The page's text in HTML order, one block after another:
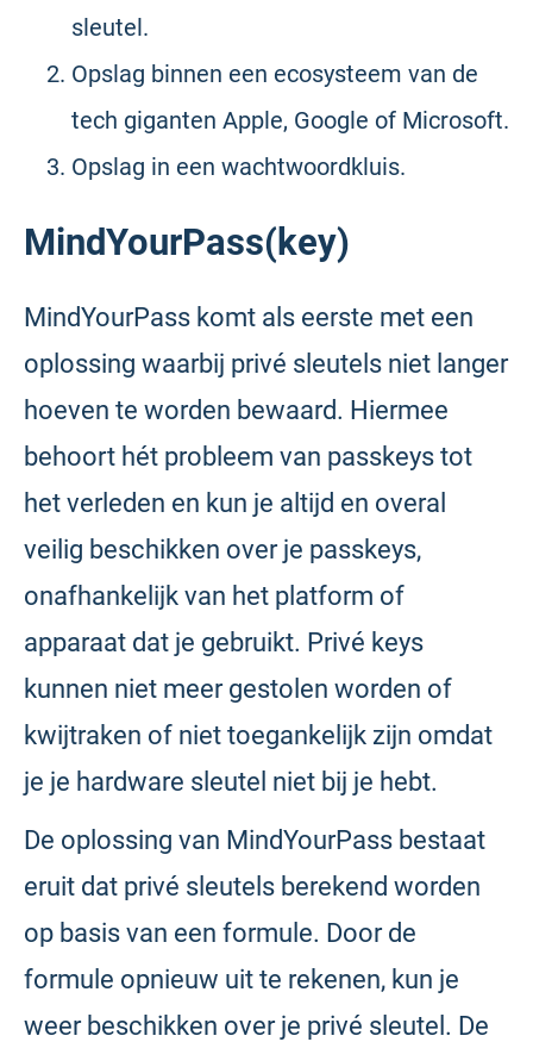
sleutel.
Opslag binnen een ecosysteem van de
tech giganten Apple, Google of Microsoft.
Opslag in een wachtwoordkluis.
MindYourPass(key)
MindYourPass komt als eerste met een
oplossing waarbij privé sleutels niet langer
hoeven te worden bewaard. Hiermee
behoort hét probleem van passkeys tot
het verleden en kun je altijd en overal
veilig beschikken over je passkeys,
onafhankelijk van het platform of
apparaat dat je gebruikt. Privé keys
kunnen niet meer gestolen worden of
kwijtraken of niet toegankelijk zijn omdat
je je hardware sleutel niet bij je hebt.
De oplossing van MindYourPass bestaat
eruit dat privé sleutels berekend worden
op basis van een formule. Door de
formule opnieuw uit te rekenen, kun je
weer beschikken over je privé sleutel. De